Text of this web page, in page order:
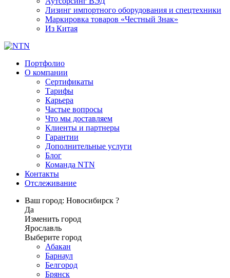
Лизинг импортного оборудования и спецтехники
Маркировка товаров «Честный Знак»
Из Китая
Портфолио
О компании
Сертификаты
Тарифы
Карьера
Частые вопросы
Что мы доставляем
Клиенты и партнеры
Гарантии
Дополнительные услуги
Блог
Команда NTN
Контакты
Отслеживание
Ваш город: Новосибирск ?
Да
Изменить город
Ярославль
Выберите город
Абакан
Барнаул
Белгород
Брянск